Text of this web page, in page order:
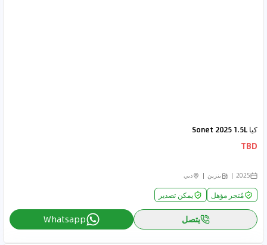
كيا Sonet 2025 1.5L
TBD
2025 بنزين دبي
مُتجر مؤهل يمكن تصدير
يتصل Whatsapp